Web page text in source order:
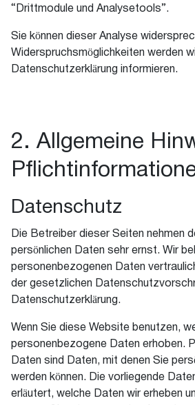
“Drittmodule und Analysetools”.
Sie können dieser Analyse
Widerspruchsmöglichkeiten werden
Datenschutzerklärung informieren.
2. Allgemeine
Datenschutz
Die Betreiber dieser Seiten nehmen
persönlichen Daten sehr ernst. Wir
personenbezogenen Daten
der gesetzlichen
Datenschutzerklärung.
Wenn Sie diese Website benutzen,
personenbezogene Daten erhoben.
Daten sind Daten, mit denen Sie
werden können. Die vorliegende
erläutert, welche Daten wir erheben